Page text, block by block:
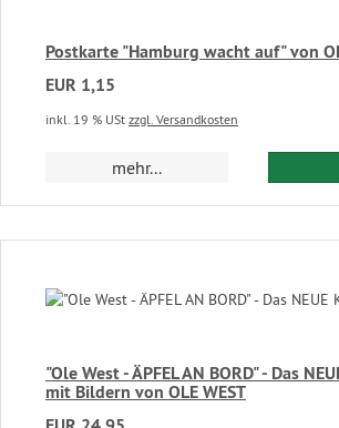
Postkarte "Hamburg wacht auf" von
EUR 1,15
inkl. 19 % USt zzgl. Versandkosten
mehr...
"Ole West - ÄPFEL AN BORD" - Das
mit Bildern von OLE WEST